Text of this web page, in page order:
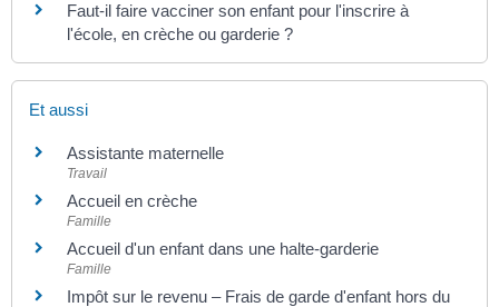
Faut-il faire vacciner son enfant pour l'inscrire à
l'école, en crèche ou garderie ?
Et aussi
Assistante maternelle
Travail
Accueil en crèche
Famille
Accueil d'un enfant dans une halte-garderie
Famille
Impôt sur le revenu – Frais de garde d'enfant hors du